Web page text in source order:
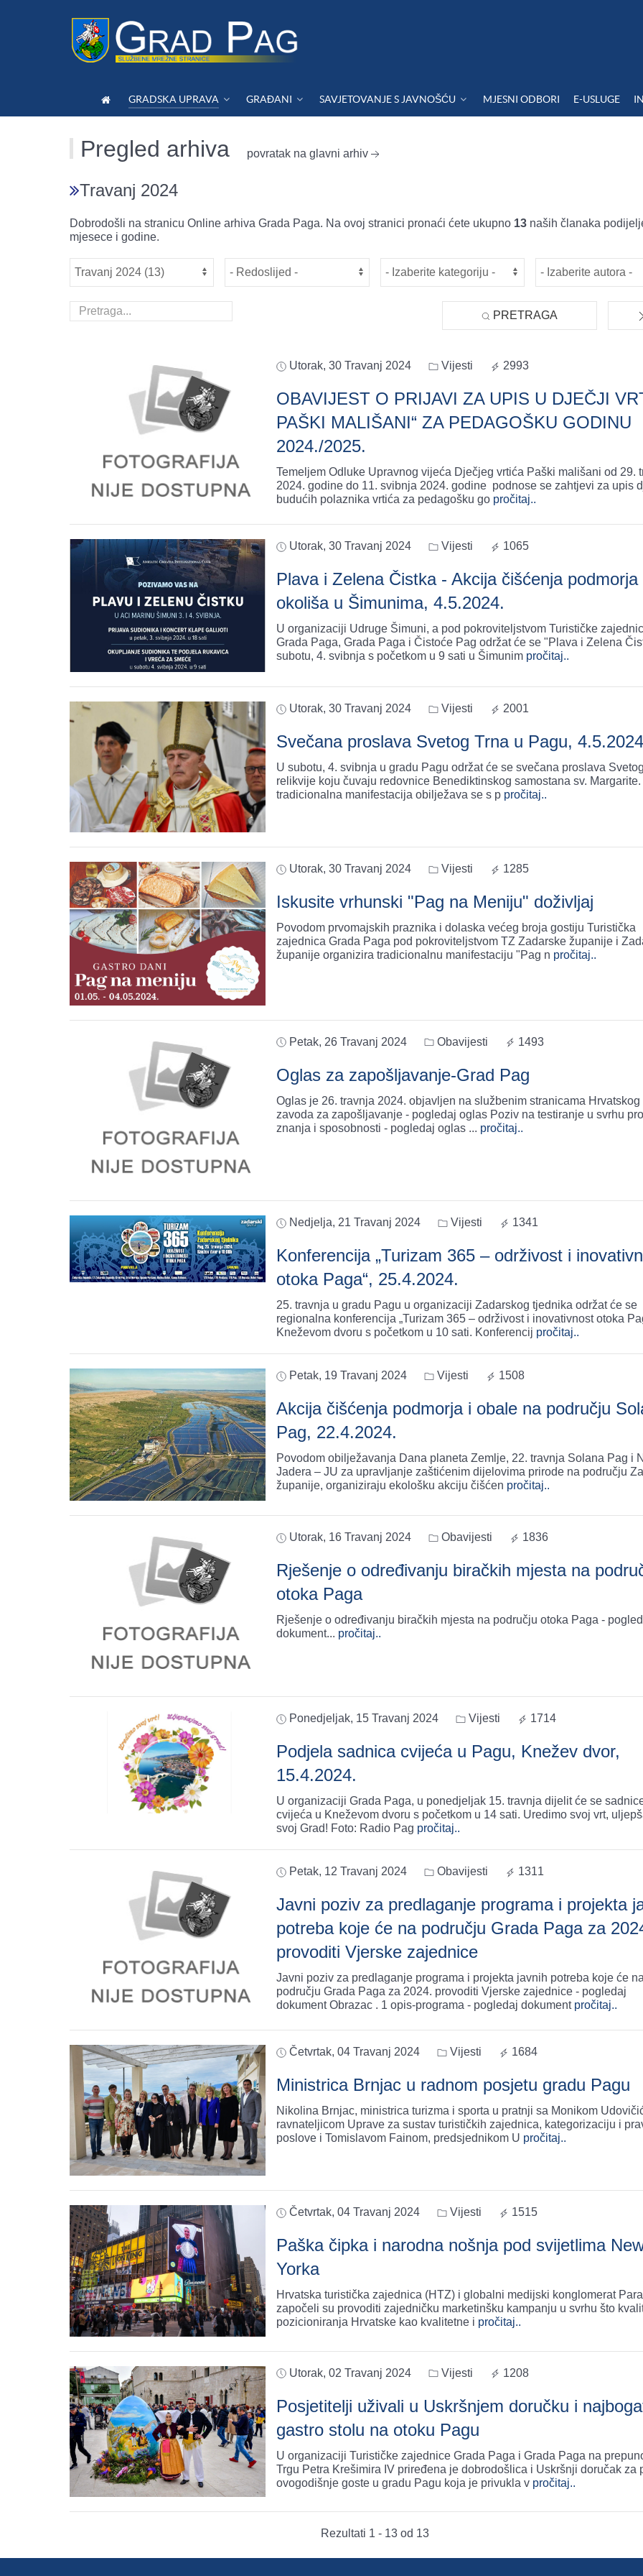
GRADSKA UPRAVA GRAĐANI SAVJETOVANJE S JAVNOŠĆU MJESNI ODBORI E-USLUGE
Pregled arhiva povratak na glavni arhiv
Travanj 2024
Dobrodošli na stranicu Online arhiva Grada Paga. Na ovoj stranici pronaći ćete ukupno 13 naših članaka
mjesece i godine.
PRETRAGA
Utorak, 30 Travanj 2024 Vijesti 2993
OBAVIJEST O PRIJAVI ZA UPIS U DJEČJI
PAŠKI MALIŠANI“ ZA PEDAGOŠKU GODINU
2024./2025.
Temeljem Odluke Upravnog vijeća Dječjeg vrtića Paški mališani od 29.
2024. godine do 11. svibnja 2024. godine podnose se zahtjevi za upis
budućih polaznika vrtića za pedagošku go pročitaj..
Utorak, 30 Travanj 2024 Vijesti 1065
Plava i Zelena Čistka - Akcija čišćenja podmorja
okoliša u Šimunima, 4.5.2024.
U organizaciji Udruge Šimuni, a pod pokroviteljstvom Turističke
Grada Paga, Grada Paga i Čistoće Pag održat će se "Plava i Zelena
subotu, 4. svibnja s početkom u 9 sati u Šimunim pročitaj..
Utorak, 30 Travanj 2024 Vijesti 2001
Svečana proslava Svetog Trna u Pagu,
U subotu, 4. svibnja u gradu Pagu održat će se svečana proslava
relikvije koju čuvaju redovnice Benediktinskog samostana sv. Margarite.
tradicionalna manifestacija obilježava se s p pročitaj..
Utorak, 30 Travanj 2024 Vijesti 1285
Iskusite vrhunski "Pag na Meniju" doživljaj
Povodom prvomajskih praznika i dolaska većeg broja gostiju Turistička
zajednica Grada Paga pod pokroviteljstvom TZ Zadarske županije i
županije organizira tradicionalnu manifestaciju "Pag n pročitaj..
Petak, 26 Travanj 2024 Obavijesti 1493
Oglas za zapošljavanje-Grad Pag
Oglas je 26. travnja 2024. objavljen na službenim stranicama Hrvatskog
zavoda za zapošljavanje - pogledaj oglas Poziv na testiranje u svrhu provjere
znanja i sposobnosti - pogledaj oglas ... pročitaj..
Nedjelja, 21 Travanj 2024 Vijesti 1341
Konferencija „Turizam 365 – održivost i
otoka Paga“, 25.4.2024.
25. travnja u gradu Pagu u organizaciji Zadarskog tjednika održat će se
regionalna konferencija „Turizam 365 – održivost i inovativnost otoka
Kneževom dvoru s početkom u 10 sati. Konferencij pročitaj..
Petak, 19 Travanj 2024 Vijesti 1508
Akcija čišćenja podmorja i obale na području
Pag, 22.4.2024.
Povodom obilježavanja Dana planeta Zemlje, 22. travnja Solana Pag i
Jadera – JU za upravljanje zaštićenim dijelovima prirode na području
županije, organiziraju ekološku akciju čišćen pročitaj..
Utorak, 16 Travanj 2024 Obavijesti 1836
Rješenje o određivanju biračkih mjesta na
otoka Paga
Rješenje o određivanju biračkih mjesta na području otoka Paga -
dokument... pročitaj..
Ponedjeljak, 15 Travanj 2024 Vijesti 1714
Podjela sadnica cvijeća u Pagu, Knežev dvor,
15.4.2024.
U organizaciji Grada Paga, u ponedjeljak 15. travnja dijelit će se
cvijeća u Kneževom dvoru s početkom u 14 sati. Uredimo svoj vrt,
svoj Grad! Foto: Radio Pag pročitaj..
Petak, 12 Travanj 2024 Obavijesti 1311
Javni poziv za predlaganje programa i projekta
potreba koje će na području Grada Paga za
provoditi Vjerske zajednice
Javni poziv za predlaganje programa i projekta javnih potreba koje će
području Grada Paga za 2024. provoditi Vjerske zajednice - pogledaj
dokument Obrazac . 1 opis-programa - pogledaj dokument pročitaj..
Četvrtak, 04 Travanj 2024 Vijesti 1684
Ministrica Brnjac u radnom posjetu gradu Pagu
Nikolina Brnjac, ministrica turizma i sporta u pratnji sa Monikom
ravnateljicom Uprave za sustav turističkih zajednica, kategorizaciju i
poslove i Tomislavom Fainom, predsjednikom U pročitaj..
Četvrtak, 04 Travanj 2024 Vijesti 1515
Paška čipka i narodna nošnja pod svijetlima
Yorka
Hrvatska turistička zajednica (HTZ) i globalni medijski konglomerat
započeli su provoditi zajedničku marketinšku kampanju u svrhu što
pozicioniranja Hrvatske kao kvalitetne i pročitaj..
Utorak, 02 Travanj 2024 Vijesti 1208
Posjetitelji uživali u Uskršnjem doručku i
gastro stolu na otoku Pagu
U organizaciji Turističke zajednice Grada Paga i Grada Paga na
Trgu Petra Krešimira IV priređena je dobrodošlica i Uskršnji doručak za
ovogodišnje goste u gradu Pagu koja je privukla v pročitaj..
Rezultati 1 - 13 od 13